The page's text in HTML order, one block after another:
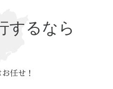
するなら
任せ！